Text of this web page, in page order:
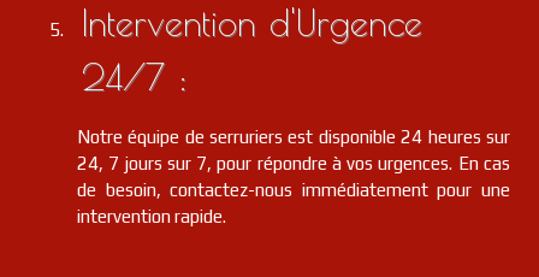
Intervention d'Urgence
24/7 :
Notre équipe de serruriers est disponible 24 heures sur
24, 7 jours sur 7, pour répondre à vos urgences. En cas
de besoin, contactez-nous immédiatement pour une
intervention rapide.